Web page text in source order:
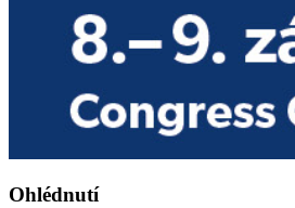
Ohlédnutí